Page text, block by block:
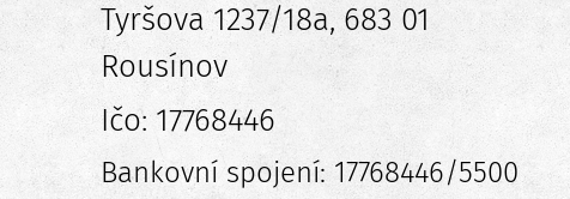
Tyršova 1237/18a, 683 01
Rousínov
Ičo: 17768446
Bankovní spojení: 17768446/5500